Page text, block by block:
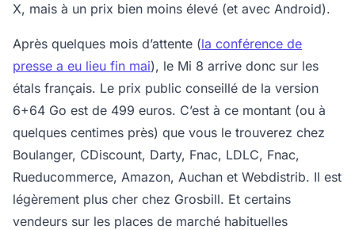
X, mais à un prix bien moins élevé (et avec Android).
Après quelques mois d’attente (la conférence de
presse a eu lieu fin mai), le Mi 8 arrive donc sur les
étals français. Le prix public conseillé de la version
6+64 Go est de 499 euros. C’est à ce montant (ou à
quelques centimes près) que vous le trouverez chez
Boulanger, CDiscount, Darty, Fnac, LDLC, Fnac,
Rueducommerce, Amazon, Auchan et Webdistrib. Il est
légèrement plus cher chez Grosbill. Et certains
vendeurs sur les places de marché habituelles